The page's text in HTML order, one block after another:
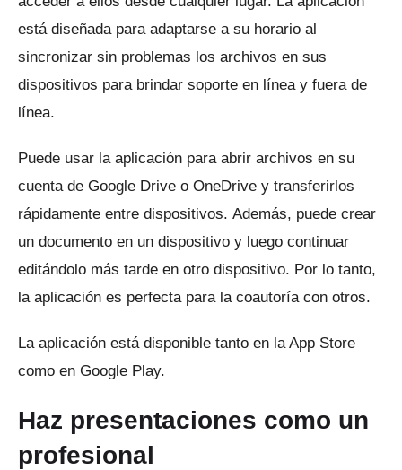
está diseñada para adaptarse a su horario al
sincronizar sin problemas los archivos en sus
dispositivos para brindar soporte en línea y fuera de
línea.
Puede usar la aplicación para abrir archivos en su
cuenta de Google Drive o OneDrive y transferirlos
rápidamente entre dispositivos. Además, puede crear
un documento en un dispositivo y luego continuar
editándolo más tarde en otro dispositivo. Por lo tanto,
la aplicación es perfecta para la coautoría con otros.
La aplicación está disponible tanto en la App Store
como en Google Play.
Haz presentaciones como un
profesional